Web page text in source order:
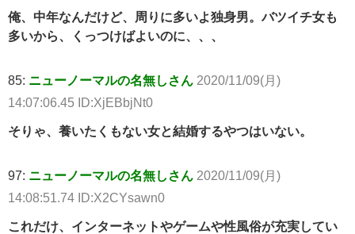
俺、中年なんだけど、周りに多いよ独身男。バツイチ女も
多いから、くっつけばよいのに、、、
85: ニューノーマルの名無しさん 2020/11/09(月)
14:07:06.45 ID:XjEBbjNt0
そりゃ、養いたくもない女と結婚するやつはいない。
97: ニューノーマルの名無しさん 2020/11/09(月)
14:08:51.74 ID:X2CYsawn0
これだけ、インターネットやゲームや性風俗が充実してい